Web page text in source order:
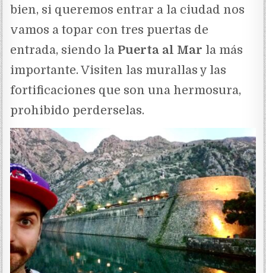
bien, si queremos entrar a la ciudad nos
vamos a topar con tres puertas de
entrada, siendo la Puerta al Mar la más
importante. Visiten las murallas y las
fortificaciones que son una hermosura,
prohibido perderselas.